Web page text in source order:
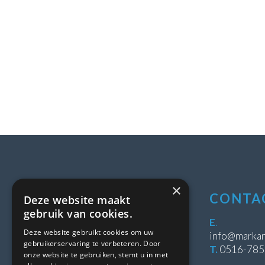
LOCATIE
8431 WE Oosterwolde
E.
T. 0516-
×
Deze website maakt
gebruik van cookies.
Deze website gebruikt cookies om uw
gebruikerservaring te verbeteren. Door
onze website te gebruiken, stemt u in met